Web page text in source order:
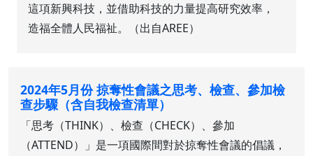
這項新興科技，並借助科技的力量提高研究效率，
造福全體人民福祉。（出自AREE）
2024年5月份 掠奪性會議之思考、檢查、參加檢
查步驟（含自我檢查清單）
「思考（THINK）、檢查（CHECK）、參加
（ATTEND）」是一項國際間對於掠奪性會議的倡議，